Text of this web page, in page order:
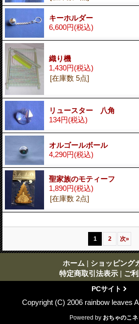
キーホルダー
6,600円(税込)
織り機
1,430円(税込)
[在庫数 5点]
リュースター 八角
134円(税込)
オルゴールボール
4,290円(税込)
聖家族のモティーフ
1,890円(税込)
[在庫数 2点]
1 2 次»
ホーム | ショッピング
特定商取引法表示 | ご
PCサイト
Copyright (C) 2006 rainbow leaves
Powered by おちゃのこネ